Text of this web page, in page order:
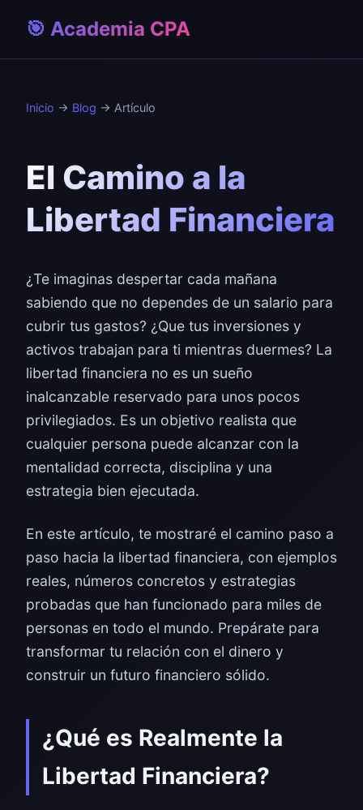
🎯 Academia CPA
Inicio → Blog → Artículo
El Camino a la
Libertad Financiera
¿Te imaginas despertar cada mañana
sabiendo que no dependes de un salario para
cubrir tus gastos? ¿Que tus inversiones y
activos trabajan para ti mientras duermes? La
libertad financiera no es un sueño
inalcanzable reservado para unos pocos
privilegiados. Es un objetivo realista que
cualquier persona puede alcanzar con la
mentalidad correcta, disciplina y una
estrategia bien ejecutada.
En este artículo, te mostraré el camino paso a
paso hacia la libertad financiera, con ejemplos
reales, números concretos y estrategias
probadas que han funcionado para miles de
personas en todo el mundo. Prepárate para
transformar tu relación con el dinero y
construir un futuro financiero sólido.
¿Qué es Realmente la
Libertad Financiera?